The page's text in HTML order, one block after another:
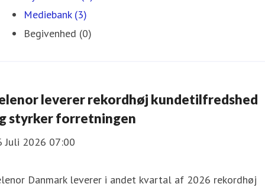
Mediebank (3)
Begivenhed (0)
leverer rekordhøj kundetilfredshed
styrker forretningen
Juli 2026 07:00
Danmark leverer i andet kvartal af 2026 rekordhøj